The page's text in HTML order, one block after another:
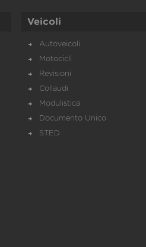
Veicoli
Autoveicoli
Motocicli
Revisioni
Collaudi
Modulistica
Documento Unico
STED